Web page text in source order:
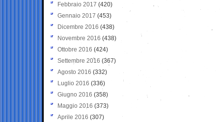
Febbraio 2017 (420)
Gennaio 2017 (453)
Dicembre 2016 (438)
Novembre 2016 (438)
Ottobre 2016 (424)
Settembre 2016 (367)
Agosto 2016 (332)
Luglio 2016 (336)
Giugno 2016 (358)
Maggio 2016 (373)
Aprile 2016 (307)